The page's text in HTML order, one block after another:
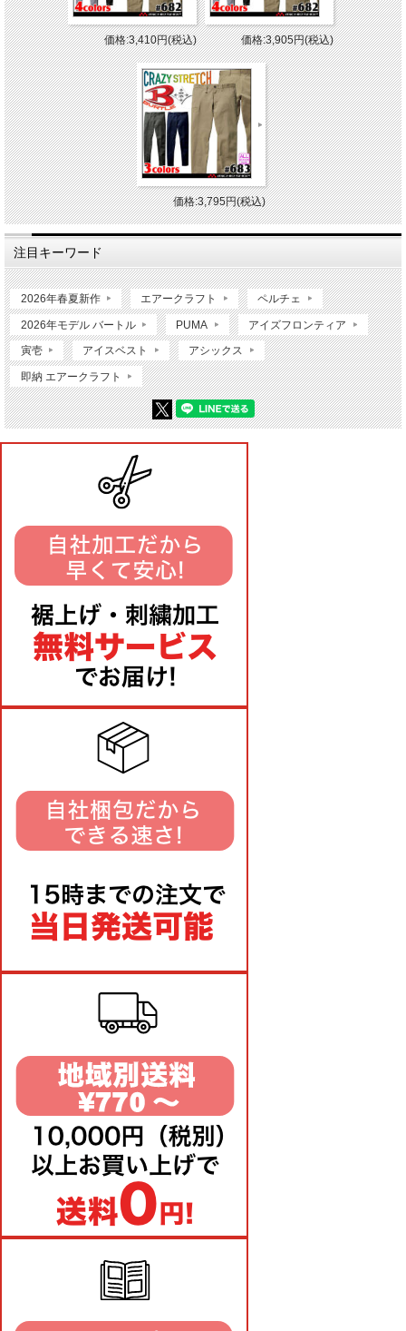
価格:3,410円(税込) 価格:3,905円(税込)
価格:3,795円(税込)
注目キーワード
2026年春夏新作 エアークラフト ペルチェ
2026年モデル バートル PUMA アイズフロンティア
寅壱 アイスベスト アシックス
即納 エアークラフト